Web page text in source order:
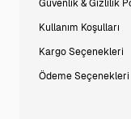
Güvenlik & Gizlilik
Kullanım Koşulları
Kargo Seçenekleri
Ödeme Seçenekleri